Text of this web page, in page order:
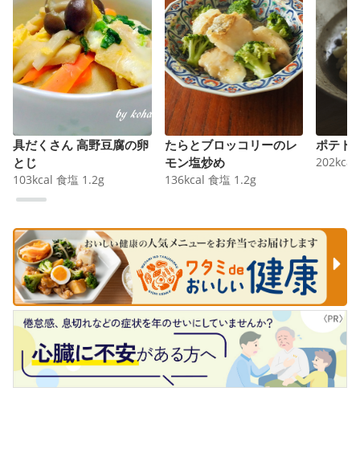
具だくさん 高野豆腐の卵
とじ
103kcal 食塩 1.2g
たらとブロッコリーのレ
モン塩炒め
136kcal 食塩 1.2g
ポテト
202kcal